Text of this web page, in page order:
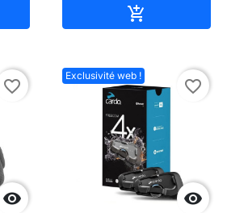


favorite_border
Exclusivité web !

favorite_border